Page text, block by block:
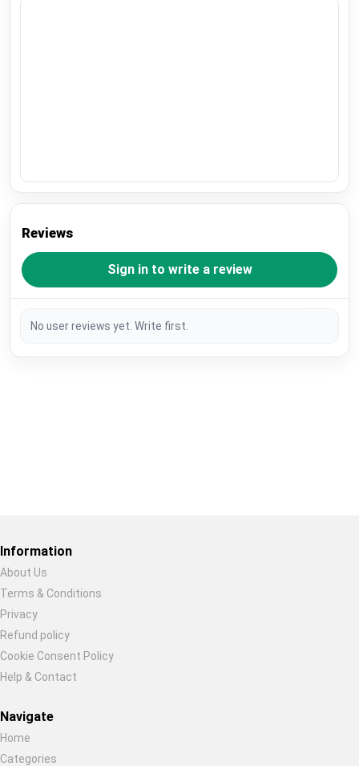
Reviews
Sign in to write a review
No user reviews yet. Write first.
Information
About Us
Terms & Conditions
Privacy
Refund policy
Cookie Consent Policy
Help & Contact
Navigate
Home
Categories